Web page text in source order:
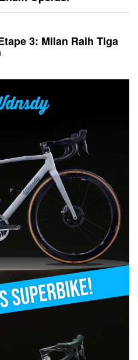
3: Milan Raih Tiga